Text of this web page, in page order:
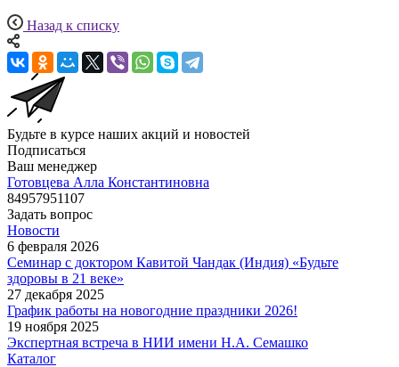
Назад к списку
Будьте в курсе наших акций и новостей
Подписаться
Ваш менеджер
Готовцева Алла Константиновна
84957951107
Задать вопрос
Новости
6 февраля 2026
Семинар с доктором Кавитой Чандак (Индия) «Будьте
здоровы в 21 веке»
27 декабря 2025
График работы на новогодние праздники 2026!
19 ноября 2025
Экспертная встреча в НИИ имени Н.А. Семашко
Каталог